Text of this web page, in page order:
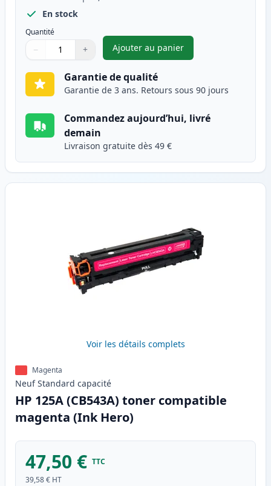
En stock
Quantité
Quantité
Utilisez les boutons pour ajuster
− +
Quantité
Ajouter au panier
,HP 125A (CB541A) toner
Garantie de qualité
Garantie de 3 ans. Retours sous 90 jours
Commandez aujourd’hui, livré
demain
Livraison gratuite dès 49 €
Voir les détails complets
Magenta
Neuf Standard capacité
HP 125A (CB543A) toner compatible
magenta (Ink Hero)
47,50 € TTC
39,58 € HT